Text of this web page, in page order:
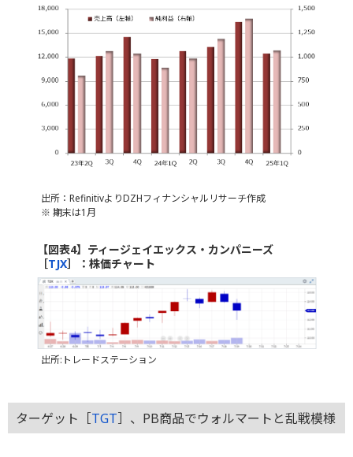
出所：RefinitivよりDZHフィナンシャルリサーチ作成
※ 期末は1月
【図表4】ティージェイエックス・カンパニーズ
［TJX］：株価チャート
出所:トレードステーション
ターゲット［TGT］、PB商品でウォルマートと乱戦模様